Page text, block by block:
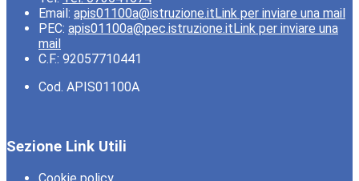
Email: apis01100a@istruzione.itLink per inviare una mail
PEC: apis01100a@pec.istruzione.itLink per inviare una
mail
C.F.: 92057710441
Cod. APIS01100A
Sezione Link Utili
Cookie policy